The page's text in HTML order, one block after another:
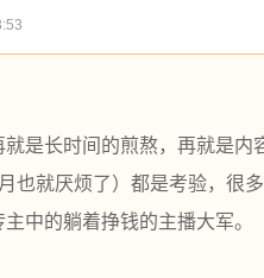
是长时间的煎熬，再就是内
也就厌烦了）都是考验，很
中的躺着挣钱的主播大军。